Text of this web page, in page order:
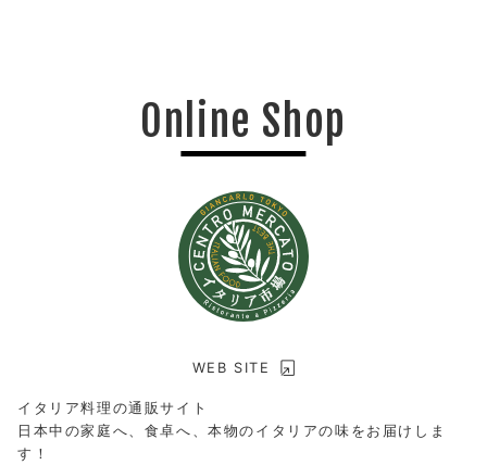
Online Shop
WEB SITE
イタリア料理の通販サイト
日本中の家庭へ、食卓へ、本物のイタリアの味をお届けしま
す！